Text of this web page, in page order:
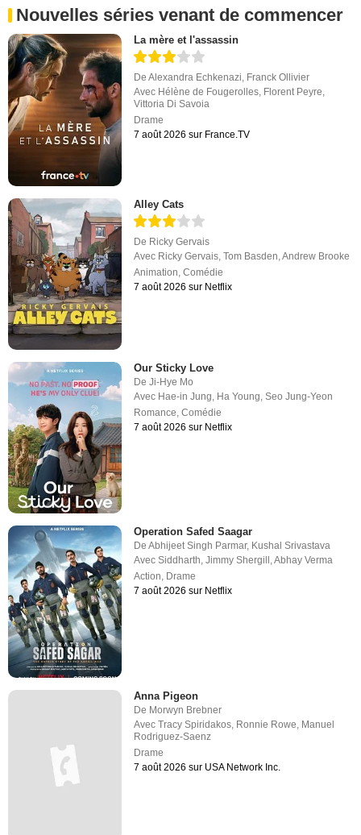
Nouvelles séries venant de commencer
La mère et l'assassin
DeAlexandra Echkenazi, Franck Ollivier
Avec Hélène de Fougerolles, Florent Peyre,
Vittoria Di Savoia
Drame
7 août 2026 sur France.TV
Alley Cats
De Ricky Gervais
Avec Ricky Gervais ,Tom Basden ,Andrew Brooke
Animation ,Comédie
7 août 2026 sur Netflix
Our Sticky Love
DeJi-Hye Mo
Avec Hae-in Jung, Ha Young,Seo Jung-Yeon
Romance,Comédie
7 août 2026 sur Netflix
Operation Safed Saagar
DeAbhijeet Singh Parmar, Kushal Srivastava
AvecSiddharth,Jimmy Shergill ,Abhay Verma
Action, Drame
7 août 2026 sur Netflix
Anna Pigeon
De Morwyn Brebner
AvecTracy Spiridakos Ronnie Rowe Manuel
Rodriguez-Saenz
Drame
7 août 2026 sur USA Network Inc.